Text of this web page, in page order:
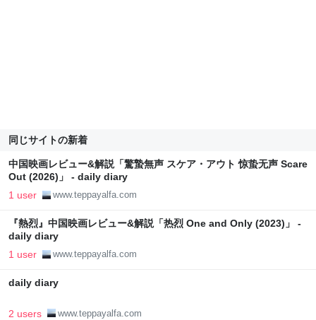
同じサイトの新着
中国映画レビュー&解説「驚蟄無声 スケア・アウト 惊蛰无声 Scare
Out (2026)」 - daily diary
1 user www.teppayalfa.com
『熱烈』中国映画レビュー&解説「热烈 One and Only (2023)」 -
daily diary
1 user www.teppayalfa.com
daily diary
2 users www.teppayalfa.com